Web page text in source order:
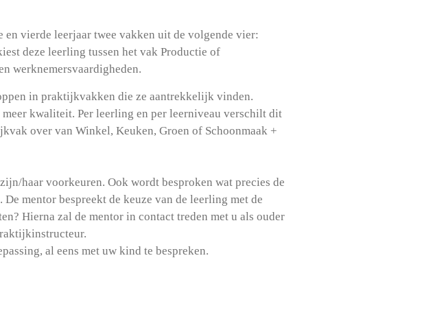
vierde leerjaar twee vakken uit de volgende vier:
deze leerling tussen het vak Productie of
werknemersvaardigheden.
in praktijkvakken die ze aantrekkelijk vinden.
kwaliteit. Per leerling en per leerniveau verschilt dit
over van Winkel, Keuken, Groen of Schoonmaak +
haar voorkeuren. Ook wordt besproken wat precies de
mentor bespreekt de keuze van de leerling met de
Hierna zal de mentor in contact treden met u als ouder
al eens met uw kind te bespreken.